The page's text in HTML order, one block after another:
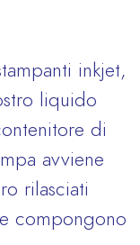
inkjet,
liquido
di
avviene
rilasciati
compongono